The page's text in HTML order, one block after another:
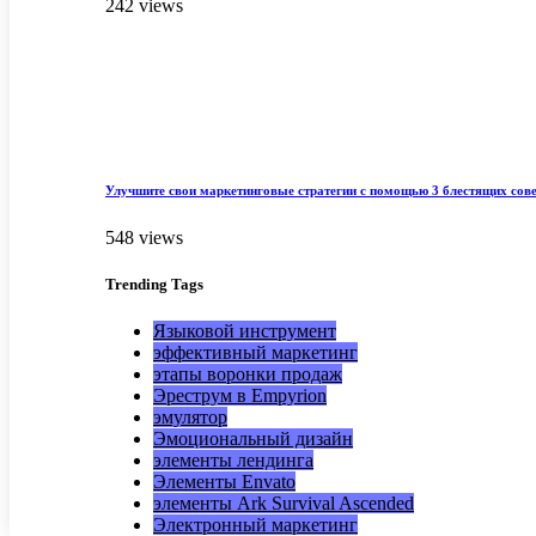
242 views
Улучшите свои маркетинговые стратегии с помощью 3 блестящих
548 views
Trending Tags
Языковой инструмент
эффективный маркетинг
этапы воронки продаж
Эреструм в Empyrion
эмулятор
Эмоциональный дизайн
элементы лендинга
Элементы Envato
элементы Ark Survival Ascended
Электронный маркетинг